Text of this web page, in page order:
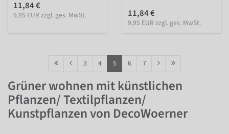
11,84 €
9,95 EUR zzgl. ges. MwSt. 11,84 €
9,95 EUR zzgl. ges. MwSt.
3 4 5 6 7
Grüner wohnen mit künstlichen
Pflanzen/ Textilpflanzen/
Kunstpflanzen von DecoWoerner